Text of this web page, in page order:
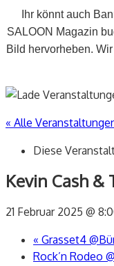
Ihr könnt auch
SALOON Magazin
Bild hervorheben.
« Alle
Diese
Kevin Cash &
21 Februar 2025 @
« Grasset4
Rock’n Rodeo